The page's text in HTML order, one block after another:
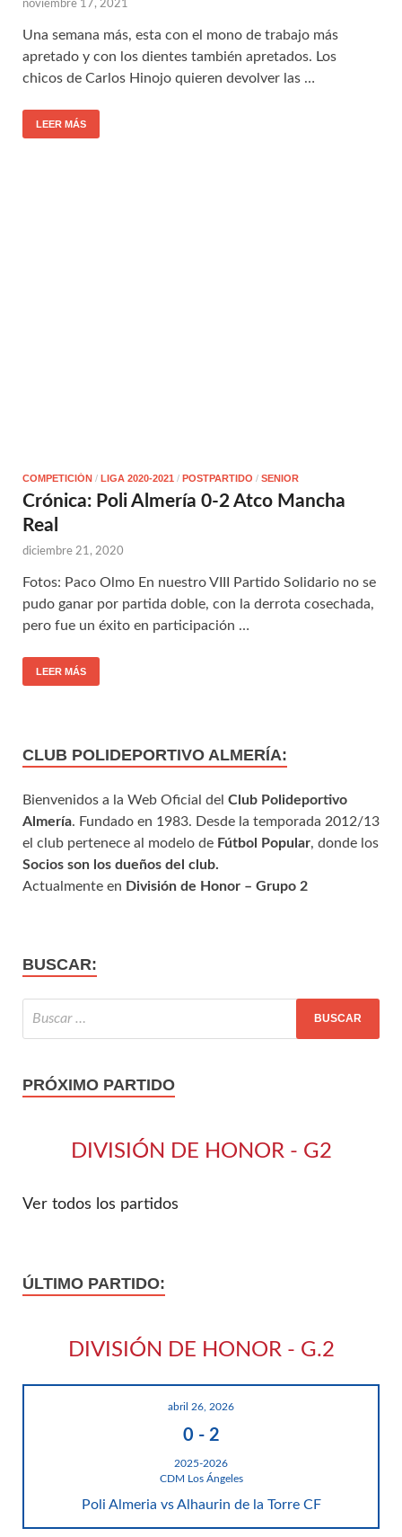
noviembre 17, 2021
Una semana más, esta con el mono de trabajo más
apretado y con los dientes también apretados. Los
chicos de Carlos Hinojo quieren devolver las …
LEER MÁS
COMPETICIÓN / LIGA 2020-2021 / POSTPARTIDO / SENIOR
Crónica: Poli Almería 0-2 Atco Mancha
Real
diciembre 21, 2020
Fotos: Paco Olmo En nuestro VIII Partido Solidario no se
pudo ganar por partida doble, con la derrota cosechada,
pero fue un éxito en participación …
LEER MÁS
CLUB POLIDEPORTIVO ALMERÍA:
Bienvenidos a la Web Oficial del Club Polideportivo
Almería. Fundado en 1983. Desde la temporada 2012/13
el club pertenece al modelo de Fútbol Popular, donde los
Socios son los dueños del club.
Actualmente en División de Honor – Grupo 2
BUSCAR:
PRÓXIMO PARTIDO
DIVISIÓN DE HONOR - G2
Ver todos los partidos
ÚLTIMO PARTIDO:
DIVISIÓN DE HONOR - G.2
abril 26, 2026
0 - 2
2025-2026
CDM Los Ángeles
Poli Almeria vs Alhaurin de la Torre CF